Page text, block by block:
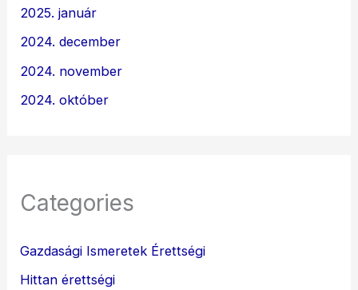
2025. január
2024. december
2024. november
2024. október
Categories
Gazdasági Ismeretek Érettségi
Hittan érettségi